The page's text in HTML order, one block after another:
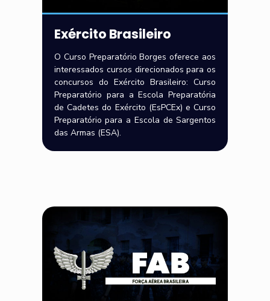
Exército Brasileiro
O Curso Preparatório Borges oferece aos
interessados cursos direcionados para os
concursos do Exército Brasileiro: Curso
Preparatório para a Escola Preparatória
de Cadetes do Exército (EsPCEx) e Curso
Preparatório para a Escola de Sargentos
das Armas (ESA).